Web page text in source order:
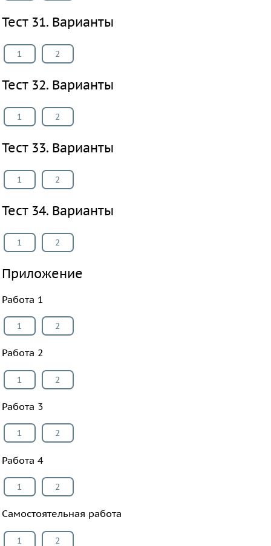
Тест 31. Варианты
1 2
Тест 32. Варианты
1 2
Тест 33. Варианты
1 2
Тест 34. Варианты
1 2
Приложение
Работа 1
1 2
Работа 2
1 2
Работа 3
1 2
Работа 4
1 2
Самостоятельная работа
1 2